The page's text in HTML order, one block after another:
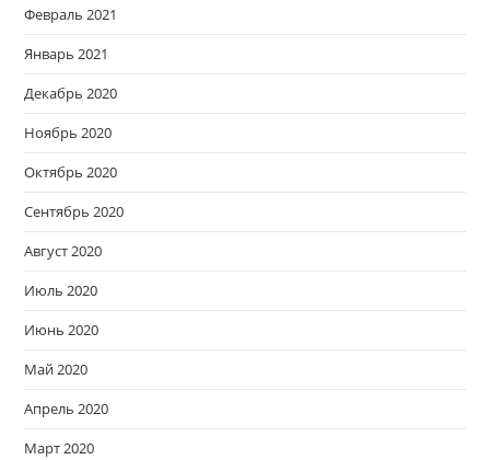
Февраль 2021
Январь 2021
Декабрь 2020
Ноябрь 2020
Октябрь 2020
Сентябрь 2020
Август 2020
Июль 2020
Июнь 2020
Май 2020
Апрель 2020
Март 2020